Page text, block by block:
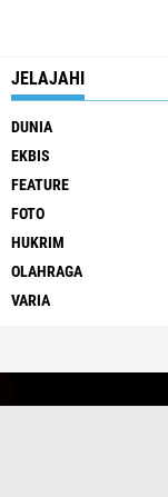
JELAJAHI
DUNIA
EKBIS
FEATURE
FOTO
HUKRIM
OLAHRAGA
VARIA